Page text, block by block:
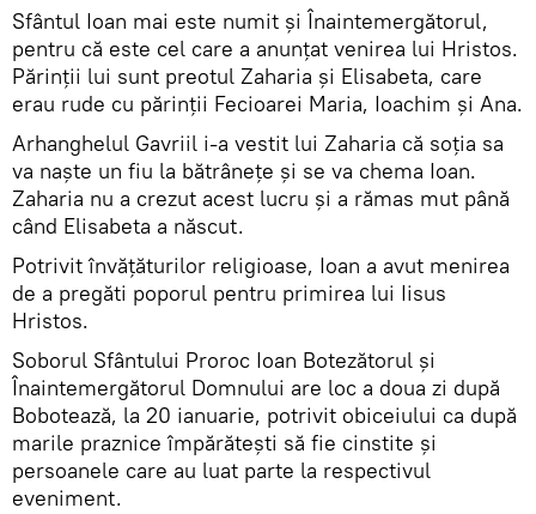
Sfântul Ioan mai este numit şi Înaintemergătorul,
pentru că este cel care a anunţat venirea lui Hristos.
Părinţii lui sunt preotul Zaharia şi Elisabeta, care
erau rude cu părinţii Fecioarei Maria, Ioachim şi Ana.
Arhanghelul Gavriil i-a vestit lui Zaharia că soţia sa
va naşte un fiu la bătrâneţe şi se va chema Ioan.
Zaharia nu a crezut acest lucru şi a rămas mut până
când Elisabeta a născut.
Potrivit învăţăturilor religioase, Ioan a avut menirea
de a pregăti poporul pentru primirea lui Iisus
Hristos.
Soborul Sfântului Proroc Ioan Botezătorul şi
Înaintemergătorul Domnului are loc a doua zi după
Bobotează, la 20 ianuarie, potrivit obiceiului ca după
marile praznice împărăteşti să fie cinstite şi
persoanele care au luat parte la respectivul
eveniment.